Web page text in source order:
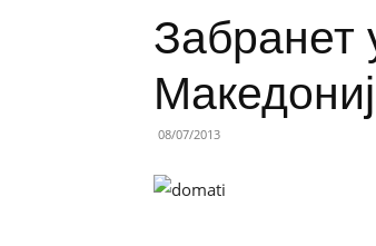
Забранет
08/07/2013